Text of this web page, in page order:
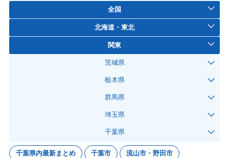
全国
北海道・東北
関東
茨城県
栃木県
群馬県
埼玉県
千葉県
千葉県内最新まとめ 千葉市 流山市・野田市